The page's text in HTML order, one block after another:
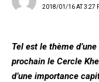
2018/01/16 AT 3:27
Tel est le thème
prochain le Cercle
d’une importance